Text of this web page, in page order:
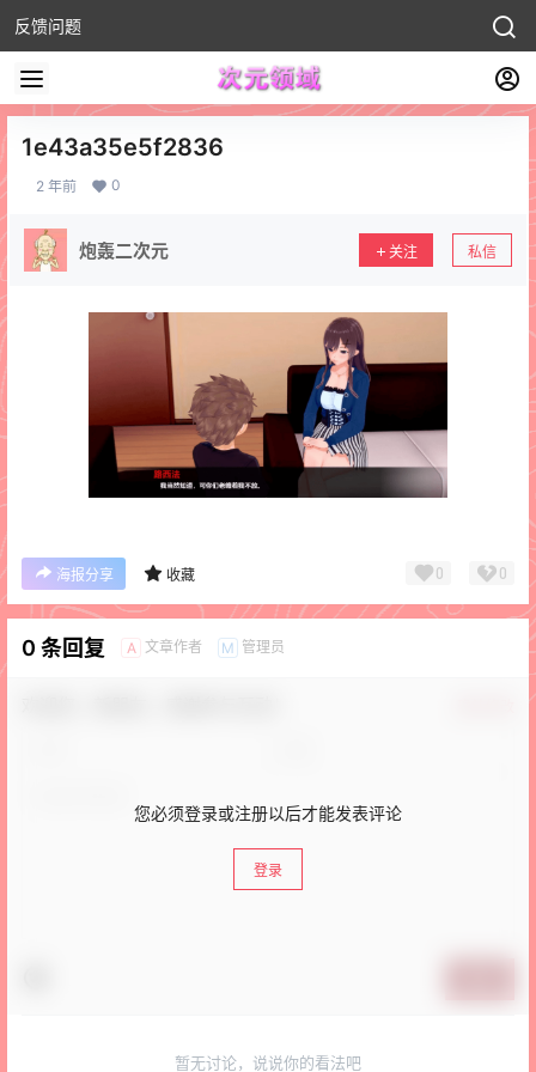
反馈问题
1e43a35e5f2836
2 年前 0
炮轰二次元 关注 私信
海报分享 收藏 0 0
0 条回复 A 文章作者 M 管理员
您必须登录或注册以后才能发表评论
登录
暂无讨论，说说你的看法吧